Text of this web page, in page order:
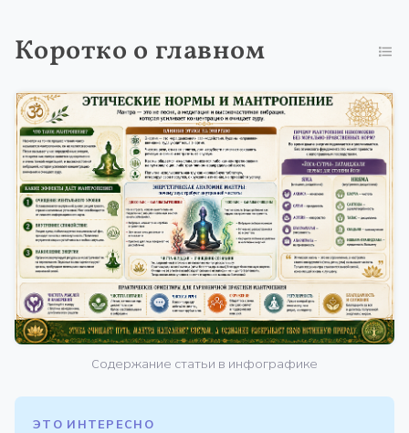
Коротко о главном
Содержание статьи в инфографике
ЭТО ИНТЕРЕСНО